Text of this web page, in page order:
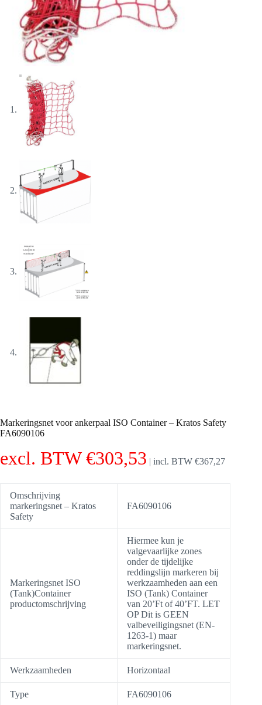
Markeringsnet voor ankerpaal ISO Container – Kratos Safety
FA6090106
excl. BTW€303,53 | incl. BTW €367,27
Omschrijving
markeringsnet – Kratos
Safety
FA6090106
Markeringsnet ISO
(Tank)Container
productomschrijving
Hiermee kun je
valgevaarlijke zones
onder de tijdelijke
reddingslijn markeren bij
werkzaamheden aan een
ISO (Tank) Container
van 20’Ft of 40’FT. LET
OP Dit is GEEN
valbeveiligingsnet (EN-
1263-1) maar
markeringsnet.
Werkzaamheden Horizontaal
Type FA6090106